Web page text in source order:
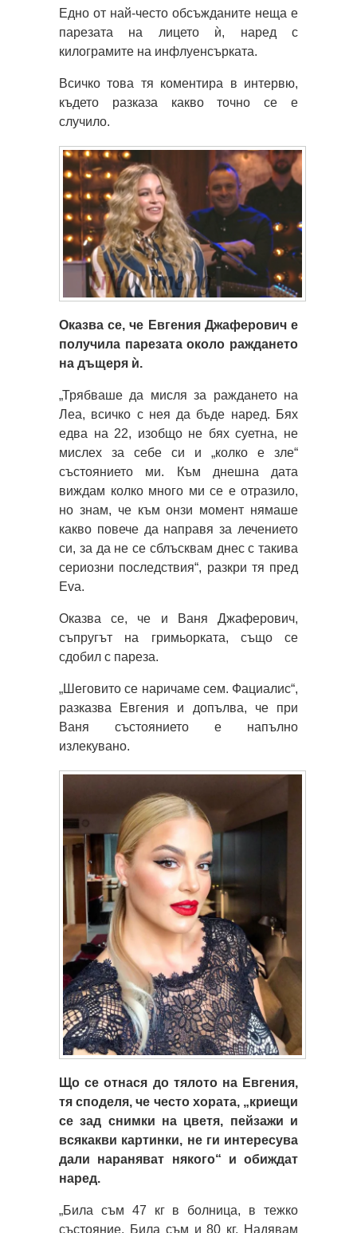
Едно от най-често обсъжданите неща е
парезата на лицето ѝ, наред с
килограмите на инфлуенсърката.
Всичко това тя коментира в интервю,
където разказа какво точно се е
случило.
Оказва се, че Евгения Джаферович е
получила парезата около раждането
на дъщеря ѝ.
„Трябваше да мисля за раждането на
Леа, всичко с нея да бъде наред. Бях
едва на 22, изобщо не бях суетна, не
мислех за себе си и „колко е зле“
състоянието ми. Към днешна дата
виждам колко много ми се е отразило,
но знам, че към онзи момент нямаше
какво повече да направя за лечението
си, за да не се сблъсквам днес с такива
сериозни последствия“, разкри тя пред
Eva.
Оказва се, че и Ваня Джаферович,
съпругът на гримьорката, също се
сдобил с пареза.
„Шеговито се наричаме сем. Фациалис“,
разказва Евгения и допълва, че при
Ваня състоянието е напълно
излекувано.
Що се отнася до тялото на Евгения,
тя споделя, че често хората, „криещи
се зад снимки на цветя, пейзажи и
всякакви картинки, не ги интересува
дали нараняват някого“ и обиждат
наред.
„Била съм 47 кг в болница, в тежко
състояние. Била съм и 80 кг. Надявам